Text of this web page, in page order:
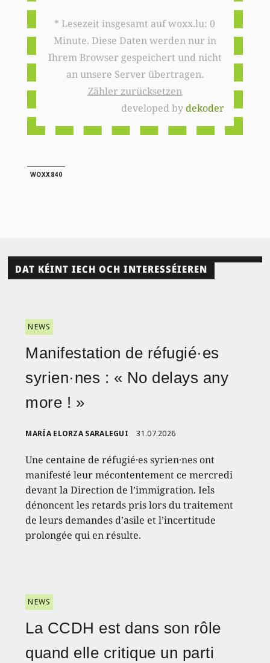
* Lesezeit insgesamt auf woxx.lu: 0
Minute. Diese Daten werden nur in
Ihrem Browser gespeichert und nicht
an unsere Server übertragen.
Zähler zurücksetzen
developed bydekoder
WOXX840
DAT KÉINT IECH OCH INTERESSÉIEREN
NEWS
Manifestation de réfugié·es
syrien·nes : « No delays any
more ! »
MARÍA ELORZA SARALEGUI 31.07.2026
Une centaine de réfugié·es syrien·nes ont
manifesté leur mécontentement ce mercredi
devant la Direction de l’immigration. Iels
dénoncent les retards pris lors du traitement
de leurs demandes d’asile et l’incertitude
prolongée qui en résulte.
NEWS
La CCDH est dans son rôle
quand elle critique un parti